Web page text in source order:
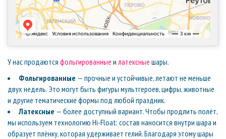
У нас продаются фольгированные и латексные шары.
Фольгированные — прочные и устойчивые, летают не меньше
двух недель. Это могут быть фигуры мультгероев, цифры, животные
и другие тематические формы под любой праздник.
Латексные — более доступный вариант. Чтобы продлить полёт,
мы используем технологию Hi-Float: состав наносится внутри шара и
образует плёнку, которая удерживает гелий. Благодаря этому шары